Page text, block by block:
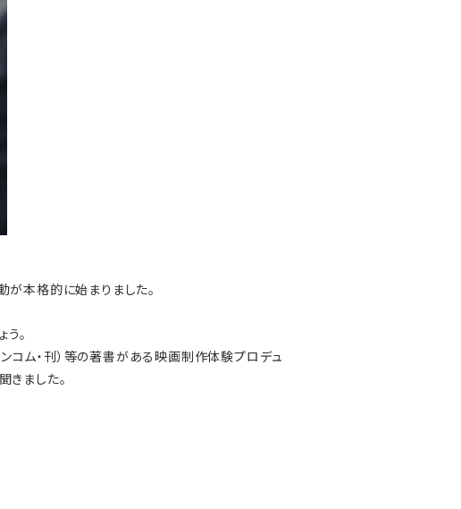
本格的に始まりました。
。
コム・刊）等の著書がある映画制作体験プロデュ
きました。